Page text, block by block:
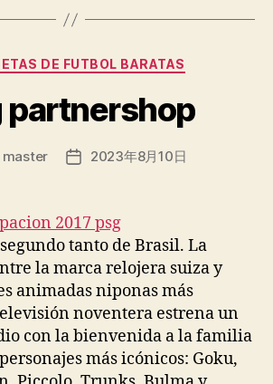
Categorías
DE FUTBOL BARATAS
partnershop
master
Fecha
entrada
2023年8月10日
tanto de Brasil. La
la marca relojera suiza y
animadas niponas más
noventera estrena un
con la bienvenida a la familia
más icónicos: Goku,